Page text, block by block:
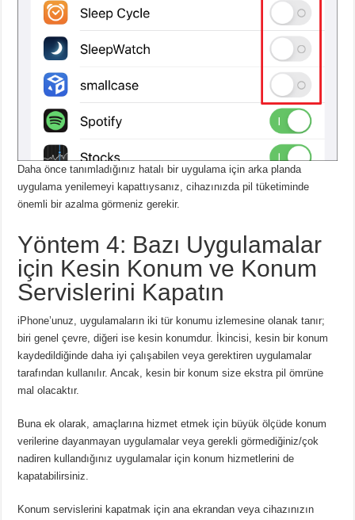
Daha önce tanımladığınız hatalı bir uygulama için arka planda
uygulama yenilemeyi kapattıysanız, cihazınızda pil tüketiminde
önemli bir azalma görmeniz gerekir.
Yöntem 4: Bazı Uygulamalar
için Kesin Konum ve Konum
Servislerini Kapatın
iPhone’unuz, uygulamaların iki tür konumu izlemesine olanak tanır;
biri genel çevre, diğeri ise kesin konumdur.
İkincisi, kesin bir konum
kaydedildiğinde daha iyi çalışabilen veya gerektiren uygulamalar
tarafından kullanılır.Ancak, kesin bir konum size ekstra pil ömrüne
mal olacaktır.
Buna ek olarak, amaçlarına hizmet etmek için büyük ölçüde konum
verilerine dayanmayan uygulamalar veya gerekli görmediğiniz/çok
nadiren kullandığınız uygulamalar için konum hizmetlerini de
kapatabilirsiniz.
Konum servislerini kapatmak için ana ekrandan veya cihazınızın